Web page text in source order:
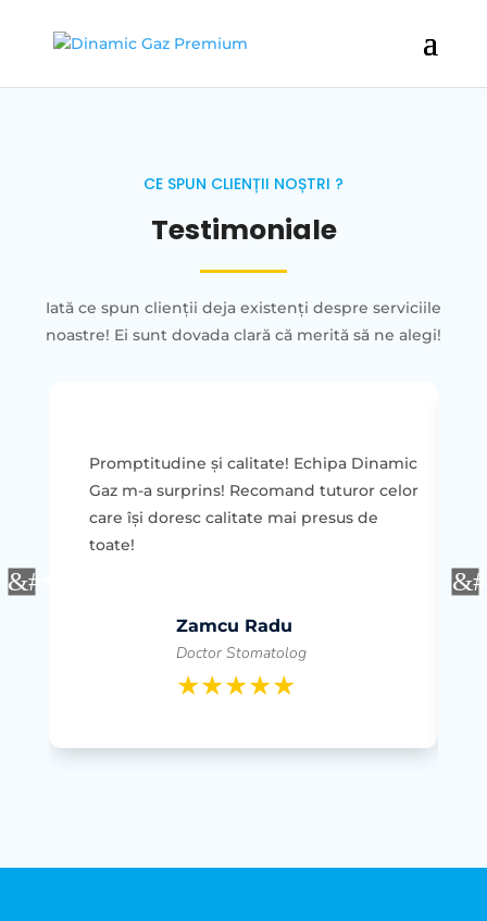
CE SPUN CLIENȚII NOȘTRI ?
Testimoniale
Iată ce spun clienții deja existenți despre serviciile
noastre! Ei sunt dovada clară că merită să ne alegi!
Promptitudine și calitate! Echipa Dinamic
Gaz m-a surprins! Recomand tuturor celor
care își doresc calitate mai presus de
toate!
Zamcu Radu
Doctor Stomatolog